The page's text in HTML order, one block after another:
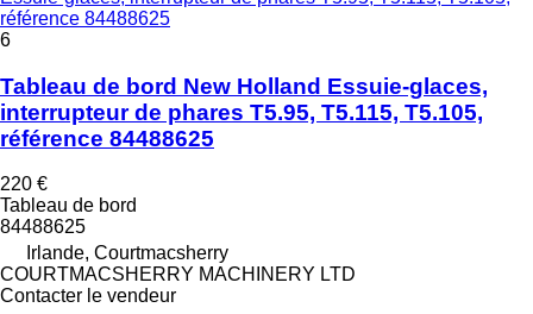
référence 84488625
6
Tableau de bord New Holland Essuie-glaces,
interrupteur de phares T5.95, T5.115, T5.105,
référence 84488625
220 €
Tableau de bord
84488625
Irlande, Courtmacsherry
COURTMACSHERRY MACHINERY LTD
Contacter le vendeur